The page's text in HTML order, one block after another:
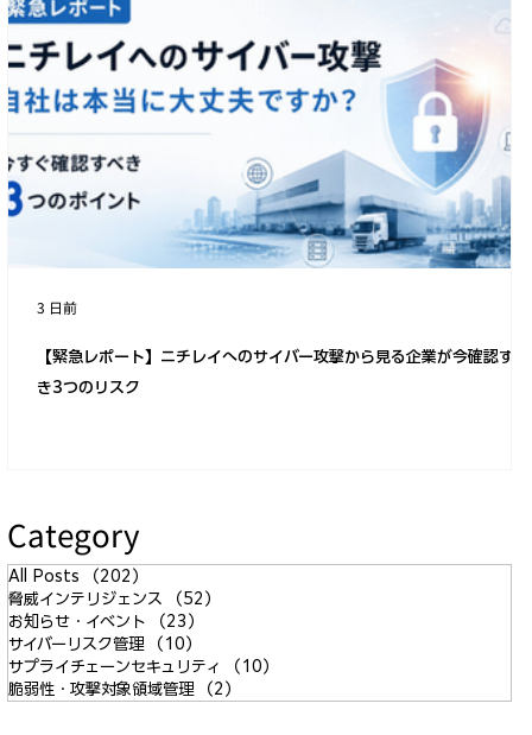
【緊急レポート】ニチレイへのサイバー攻撃から見る企業が今確認すべ
き3つのリスク
3 日前
Category
All Posts （202）
脅威インテリジェンス
（52）
お知らせ・イベント
（23）
サイバーリスク管理
（10）
サプライチェーンセキュリティ
（10）
脆弱性・攻撃対象領域管理
（2）
【2026年2月前半の脅威まとめ】日本週間
脅威レポート